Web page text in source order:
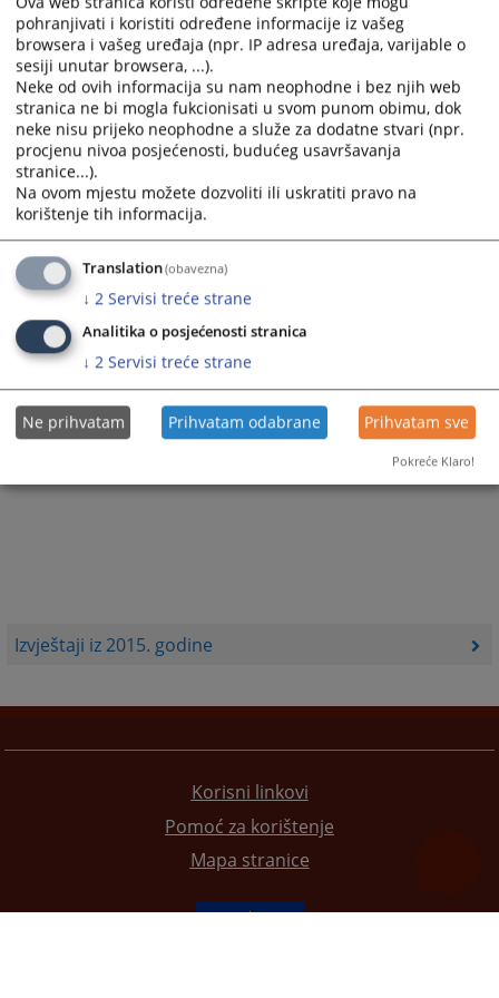
Izvještaji iz 2015. godine
with
the
calendar
and
select
a
date.
Press
the
question
mark
key
get
the
shortcuts
for
dates.
with
the
calendar
and
select
a
date.
Press
question
mark
key
to
get
the
shortcuts
for
dates.
Trenutno nema vijesti
Korisni linkovi
Pomoć za korištenje
Mapa stranice
pohranjivati i koristiti određene informacije iz vašeg
browsera i vašeg uređaja (npr. IP adresa uređaja, varijable o
sesiji unutar browsera, ...).
Neke od ovih informacija su nam neophodne i bez njih web
stranica ne bi mogla fukcionisati u svom punom obimu, dok
neke nisu prijeko neophodne a služe za dodatne stvari (npr.
procjenu nivoa posjećenosti, budućeg usavršavanja
stranice...).
Na ovom mjestu možete dozvoliti ili uskratiti pravo na
korištenje tih informacija.
Translation(obavezna)
↓ 2 Servisi treće strane
Analitika o posjećenosti stranica
↓ 2 Servisi treće strane
Ne prihvatam Prihvatam odabrane Prihvatam sve
Pokreće Klaro!